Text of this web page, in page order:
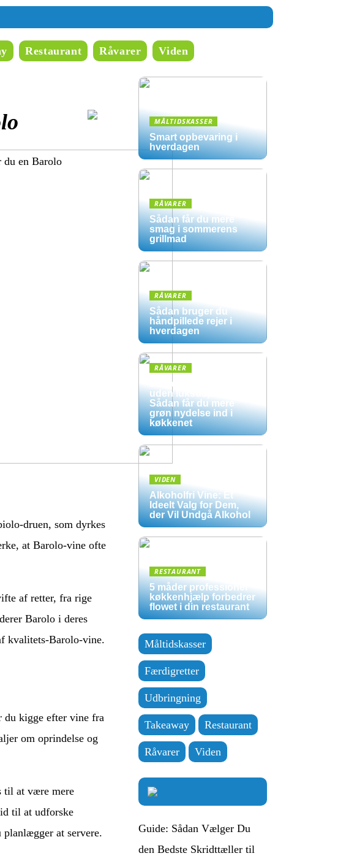
Restaurant Råvarer Viden
druen, som dyrkes
at Barolo-vine ofte
af retter, fra rige
Barolo i deres
kvalitets-Barolo-vine.
du kigge efter vine fra
om oprindelse og
til at være mere
til at udforske
at servere.
MÅLTIDSKASSER
Smart opbevaring i
hverdagen
RÅVARER
Sådan får du mere
smag i sommerens
grillmad
RÅVARER
Sådan bruger du
håndpillede rejer i
hverdagen
RÅVARER
Økologisk hverdag
uden luksuspriser:
Sådan får du mere
grøn nydelse ind i
køkkenet
VIDEN
Alkoholfri Vine: Et
Ideelt Valg for Dem,
der Vil Undgå Alkohol
RESTAURANT
5 måder professionel
køkkenhjælp forbedrer
flowet i din restaurant
Måltidskasser
Færdigretter
Udbringning
Takeaway Restaurant
Råvarer Viden
Guide: Sådan Vælger Du
den Bedste Skridttæller til